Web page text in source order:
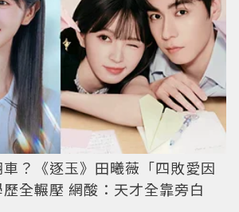
？《逐玉》田曦薇「四敗愛因
全輾壓 網酸：天才全靠旁白